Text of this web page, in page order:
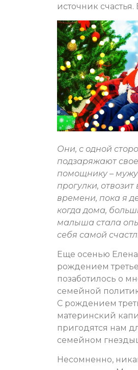
источник
Они, с одной
подзаряжают
помощнику –
прогулки,
времени, пока я
когда дома,
малыша стала
себя самой
Еще осенью
рождением
позаботилось о
семейной
С рождением
материнский
пригодятся нам
семейном
Несомненно,